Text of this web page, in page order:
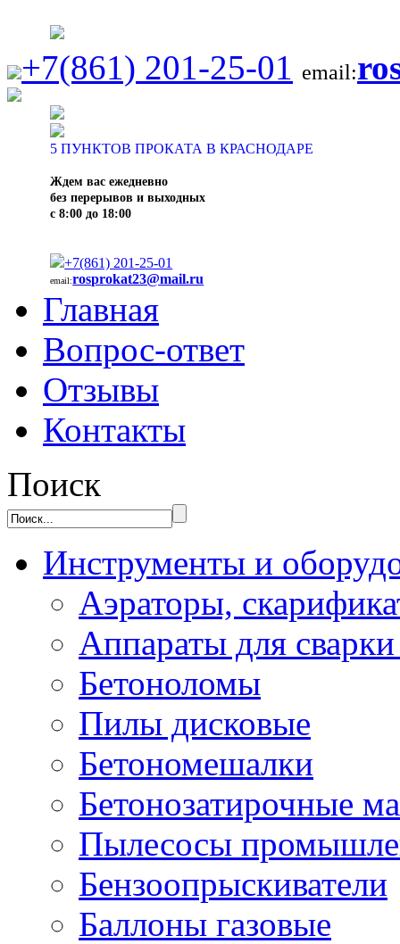
+7(861) 201-25-01 email:
5 ПУНКТОВ ПРОКАТА В КРАСНОДАРЕ
Ждем вас ежедневно
без перерывов и выходных
с 8:00 до 18:00
+7(861) 201-25-01
email:rosprokat23@mail.ru
Главная
Вопрос-ответ
Отзывы
Контакты
Поиск
Инструменты и
Аэраторы,
Аппараты для
Бетоноломы
Пилы дисковые
Бетономешалки
Бетонозатирочные
Пылесосы
Бензоопрыскиватели
Баллоны газовые